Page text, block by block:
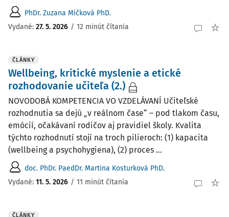
PhDr. Zuzana Mičková PhD.
Vydané: 27. 5. 2026 / 12 minút čítania
ČLÁNKY
Wellbeing, kritické myslenie a etické
rozhodovanie učiteľa (2.)
NOVODOBÁ KOMPETENCIA VO VZDELÁVANÍ Učiteľské
rozhodnutia sa dejú „v reálnom čase“ – pod tlakom času,
emócií, očakávaní rodičov aj pravidiel školy. Kvalita
týchto rozhodnutí stojí na troch pilieroch: (1) kapacita
(wellbeing a psychohygiena), (2) proces ...
doc. PhDr. PaedDr. Martina Kosturková PhD.
Vydané: 11. 5. 2026 / 11 minút čítania
ČLÁNKY